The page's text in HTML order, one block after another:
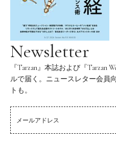
Newsletter
『Tarzan』本誌および『Tarzan
ルで届く。ニュースレター会員
トも。